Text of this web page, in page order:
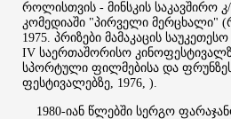
როლისთვის - მინსკის საკავშირო
კომედიაში "პირველი მერცხალი"
1975. პრიზები მამაკაცის
IV საერთაშორისო
სპორტული ფილმებისა და
ფესტივალებზე, 1976, ).
1980-იან წლებში სერგო